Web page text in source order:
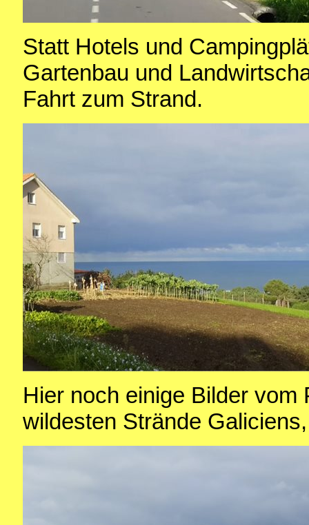
Statt Hotels und
Gartenbau und
Fahrt zum Strand.
Hier noch einige Bilder
wildesten Strände